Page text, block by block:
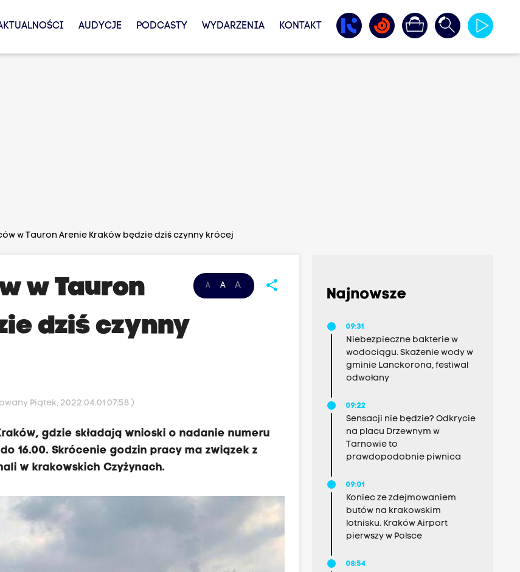
AUDYCJE PODCASTY WYDARZENIA KONTAKT
w Tauron Arenie Kraków będzie dziś czynny krócej
A A A share
w Tauron
dziś czynny
Piątek, 2022.04.01 07:58 )
gdzie składają wnioski o nadanie numeru
16.00. Skrócenie godzin pracy ma związek z
w krakowskich Czyżynach.
Najnowsze
09:31
Niebezpieczne bakterie w
wodociągu. Skażenie wody w
gminie Lanckorona, festiwal
odwołany
09:22
Sensacji nie będzie? Odkrycie
na placu Drzewnym w
Tarnowie to
prawdopodobnie piwnica
09:01
Koniec ze zdejmowaniem
butów na krakowskim
lotnisku. Kraków Airport
pierwszy w Polsce
08:54